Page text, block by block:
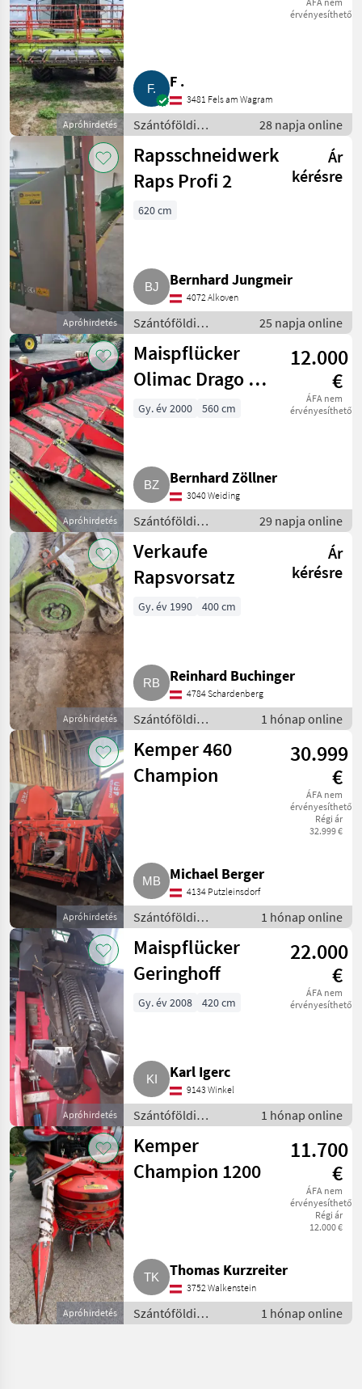
Apróhirdetés
érvényesíthető
F .
3481 Fels am Wagram
Szántóföldi
betakarítógépek /
Kombájn adapter
28 napja online
Apróhirdetés
Rapsschneidwerk
Raps Profi 2
Ár
kérésre
620 cm
Bernhard Jungmeir
4072 Alkoven
Szántóföldi
betakarítógépek /
Kombájn adapter
25 napja online
Apróhirdetés
Maispflücker
Olimac Drago 8-
reihig
12.000
€
ÁFA nem
érvényesíthető
Gy. év 2000 560 cm
Bernhard Zöllner
3040 Weiding
Szántóföldi
betakarítógépek /
Kombájn adapter
29 napja online
Apróhirdetés
Verkaufe
Rapsvorsatz
Ár
kérésre
Gy. év 1990 400 cm
Reinhard Buchinger
4784 Schardenberg
Szántóföldi
betakarítógépek /
Kombájn adapter
1 hónap online
Apróhirdetés
Kemper 460
Champion
30.999
€
ÁFA nem
érvényesíthető
Régi ár
32.999 €
Michael Berger
4134 Putzleinsdorf
Szántóföldi
betakarítógépek /
Kombájn adapter
1 hónap online
Apróhirdetés
Maispflücker
Geringhoff
22.000
€
ÁFA nem
érvényesíthető
Gy. év 2008 420 cm
Karl Igerc
9143 Winkel
Szántóföldi
betakarítógépek /
Kombájn adapter
1 hónap online
Apróhirdetés
Kemper
Champion 1200
11.700
€
ÁFA nem
érvényesíthető
Régi ár
12.000 €
Thomas Kurzreiter
3752 Walkenstein
Szántóföldi
betakarítógépek /
1 hónap online